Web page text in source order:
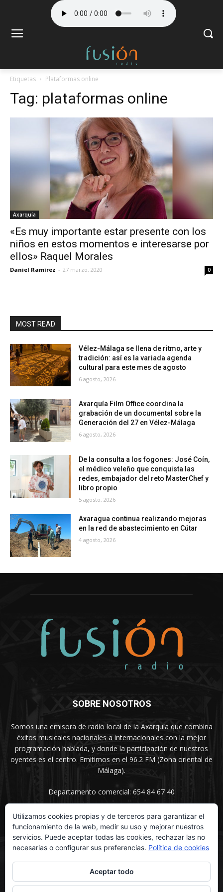
Etiquetas Plataformas online
Tag: plataformas online
Axarquía
«Es muy importante estar presente con los
niños en estos momentos e interesarse por
ellos» Raquel Morales
Daniel Ramírez - 27 marzo, 2020 0
MOST READ
Vélez-Málaga se llena de ritmo, arte y
tradición: así es la variada agenda
cultural para este mes de agosto
6 agosto, 2026
Axarquía Film Office coordina la
grabación de un documental sobre la
Generación del 27 en Vélez-Málaga
6 agosto, 2026
De la consulta a los fogones: José Coín,
el médico veleño que conquista las
redes, embajador del reto MasterChef y
libro propio
5 agosto, 2026
Axaragua continua realizando mejoras
en la red de abastecimiento en Cútar
4 agosto, 2026
SOBRE NOSOTROS
Somos una emisora de radio local de la Axarquía que combina
éxitos musicales nacionales a internacionales con la mejor
programación hablada, y donde la participación de nuestros
oyentes es el centro. Emitimos en el 96.2 FM (Zona oriental de
Málaga).
Departamento comercial: 654 84 67 40
SÍGUENOS
Utilizamos cookies propias y de terceros para garantizar el
funcionamiento de la web, medir su uso y mejorar nuestros
servicios. Puede aceptar todas las cookies, rechazar las no
necesarias o configurar sus preferencias. Política de cookies
Aceptar todo